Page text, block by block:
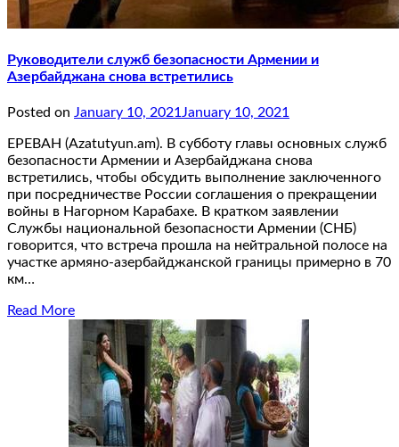
Руководители служб безопасности Армении и
Азербайджана снова встретились
Posted on January 10, 2021January 10, 2021
ЕРЕВАН (Azatutyun.am). В субботу главы основных служб
безопасности Армении и Азербайджана снова
встретились, чтобы обсудить выполнение заключенного
при посредничестве России соглашения о прекращении
войны в Нагорном Карабахе. В кратком заявлении
Службы национальной безопасности Армении (СНБ)
говорится, что встреча прошла на нейтральной полосе на
участке армяно-азербайджанской границы примерно в 70
км…
Read More